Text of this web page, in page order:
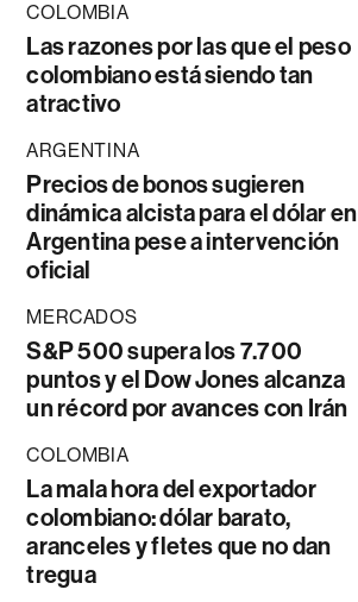
COLOMBIA
Las razones por las que el peso
colombiano está siendo tan
atractivo
ARGENTINA
Precios de bonos sugieren
dinámica alcista para el dólar en
Argentina pese a intervención
oficial
MERCADOS
S&P 500 supera los 7.700
puntos y el Dow Jones alcanza
un récord por avances con Irán
COLOMBIA
La mala hora del exportador
colombiano: dólar barato,
aranceles y fletes que no dan
tregua